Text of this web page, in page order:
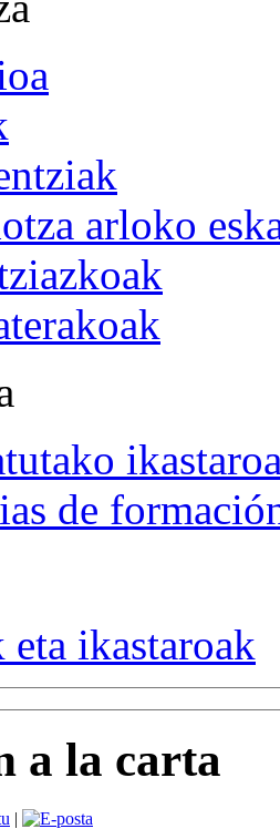
arloko
de
eta ikastaroak
a la carta
|